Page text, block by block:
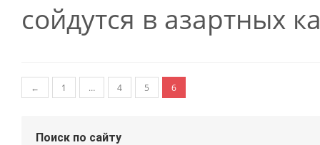
сойдутся в азартных
Навигация по записям
← 1 … 4 5 6
Поиск по сайту